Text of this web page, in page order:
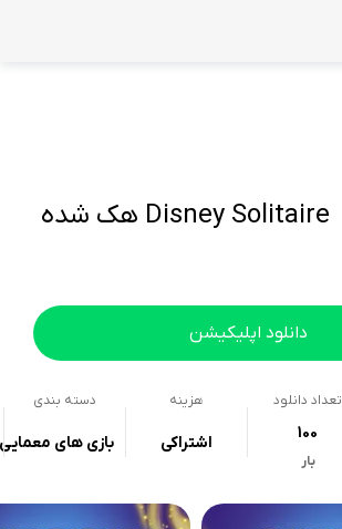
Disney Solitaire هک شده
دانلود اپلیکیشن
تعداد دانلود
100
بار
هزینه
اشتراکی
دسته بندی
بازی های معمایی